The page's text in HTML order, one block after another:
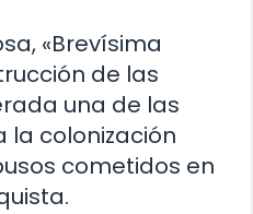
«Brevísima
de las
una de las
la colonización
cometidos en